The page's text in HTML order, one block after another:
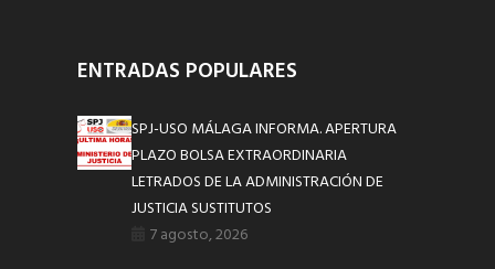
ENTRADAS POPULARES
SPJ-USO MÁLAGA INFORMA. APERTURA
PLAZO BOLSA EXTRAORDINARIA
LETRADOS DE LA ADMINISTRACIÓN DE
JUSTICIA SUSTITUTOS
7 agosto, 2026